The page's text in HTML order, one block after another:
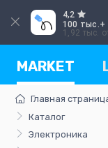
4,2
100 тыс.+
1,92 тыс.
MARKET
Главная
Каталог
Электроника